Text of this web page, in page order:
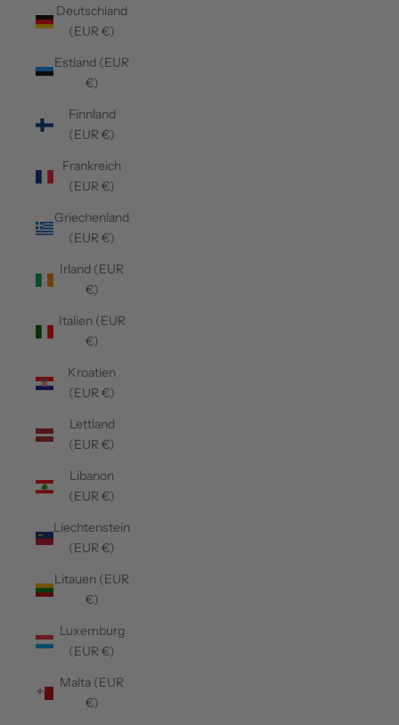
Deutschland
(EUR €)
Estland (EUR
€)
Finnland
(EUR €)
Frankreich
(EUR €)
Griechenland
(EUR €)
Irland (EUR
€)
Italien (EUR
€)
Kroatien
(EUR €)
Lettland
(EUR €)
Libanon
(EUR €)
Liechtenstein
(EUR €)
Litauen (EUR
€)
Luxemburg
(EUR €)
Malta (EUR
€)